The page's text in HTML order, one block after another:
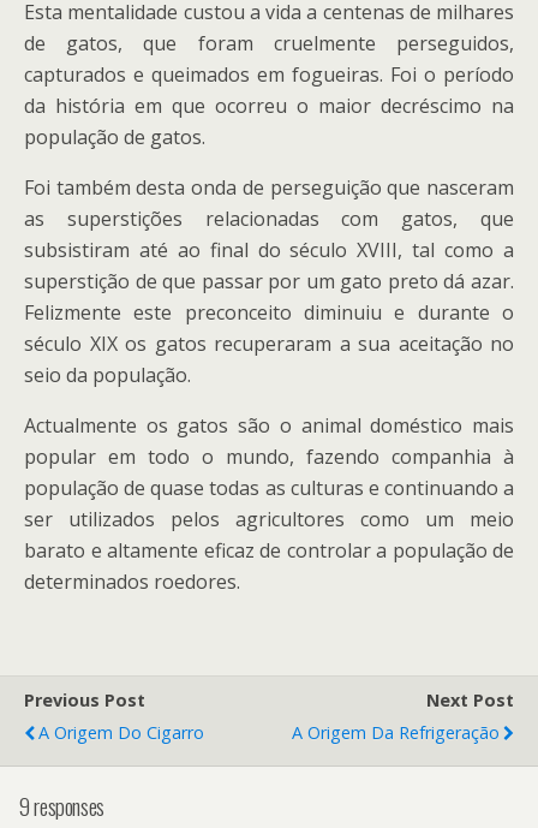
Esta mentalidade custou a vida a centenas de milhares
de gatos, que foram cruelmente perseguidos,
capturados e queimados em fogueiras. Foi o período
da história em que ocorreu o maior decréscimo na
população de gatos.
Foi também desta onda de perseguição que nasceram
as superstições relacionadas com gatos, que
subsistiram até ao final do século XVIII, tal como a
superstição de que passar por um gato preto dá azar.
Felizmente este preconceito diminuiu e durante o
século XIX os gatos recuperaram a sua aceitação no
seio da população.
Actualmente os gatos são o animal doméstico mais
popular em todo o mundo, fazendo companhia à
população de quase todas as culturas e continuando a
ser utilizados pelos agricultores como um meio
barato e altamente eficaz de controlar a população de
determinados roedores.
Previous Post
A Origem Do Cigarro
Next Post
A Origem Da Refrigeração
9 responses